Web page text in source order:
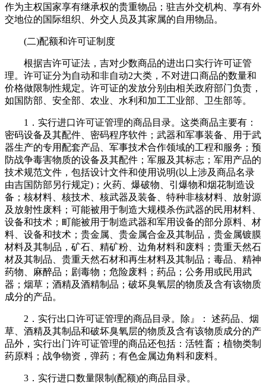
作为主权国家享有继承权的贵重物品；驻吉外交机构、享有外
交地位的国际组织、外交人员及其家属的自用物品。
(二)配额和许可证制度
根据吉许可证法，吉对少数商品的进出口实行许可证管
理。许可证分为自动和非自动2大类，不对进口商品的数量和
价格做限制性规定。许可证的发放分别由相关政府部门负责，
如国防部、安全部、农业、水利和加工工业部、卫生部等。
1．实行进口许可证管理的商品目录。这类商品主要有：
密码设备及其配件、密码程序软件；武器和军事装备、用于武
器生产的专用配套产品、军事技术合作领域的工程和服务；预
防战争毒害物质的设备及其配件；军服及其标志；军用产品的
技术规范文件，包括设计文件和使用说明(以上涉及商品名录
由吉国防部另行规定)；火药、爆破物、引爆物和烟花制造设
备；核材料、核技术、核武器及装备、特种非核材料、放射源
及放射性废料；可能被用于制造大规模杀伤武器的民用材料、
设备和技术；町能被用于制造武器和军用设备的部分原料、材
料、设备和技术；贵金属、贵金属合金及其制品，贵金属镀膜
材料及其制品，矿石、精矿粉、边角材料和废料；贵重天然石
材及其制品、贵重天然石材和再生材料及其制品；毒品、精神
药物、麻醉品；剧毒物；危险废料；药品；公务用或民用武
器；烟草；酒精及酒精制品；破坏臭氧层的物质及含有该物质
成分的产品。
2．实行出口许可证管理的商品目录。除』： 述药品、烟
草、酒精及其制品和破坏臭氧层的物质及含有该物质成分的产
品外，实行出门许可证管理的商品还包括：活牲畜；植物类制
药原料；战争物资，弹药；有色金属边角料和废料。
3．实行进口数量限制(配额)的商品目录。